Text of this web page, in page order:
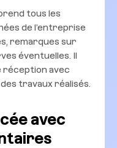
tous les
de l’entreprise
remarques sur
éventuelles. Il
réception avec
travaux réalisés.
avec